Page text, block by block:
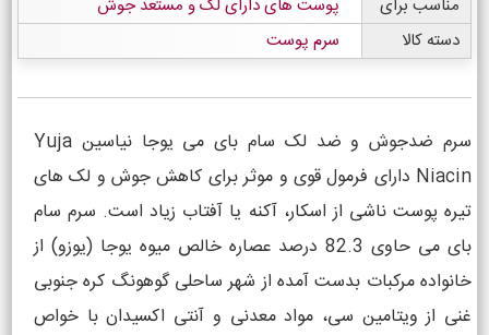
مناسب برای
پوست های دارای لک و مستعد جوش
دسته کالا
سرم پوست
سرم ضدجوش و ضد لک سام بای می یوجا نیاسین Yuja
Niacin دارای فرمول قوی و موثر برای کاهش جوش و لک های
تیره پوست ناشی از اسکار، آکنه یا آفتاب زیاد است. سرم سام
بای می حاوی 82.3 درصد عصاره خالص میوه یوجا (یوزو) از
خانواده مرکبات بدست آمده از شهر ساحلی گوهونگ کره جنوبی
غنی از ویتامین سی، مواد معدنی و آنتی اکسیدان با خواص